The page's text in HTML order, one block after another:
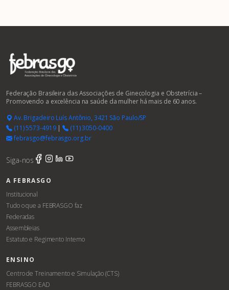
Federação Brasileira das Associações de Ginecologia e Obstetrícia –
Promovendo a excelência na saúde da mulher há mais de 60 anos.
Av. Brigadeiro Luís Antônio, 3421 São Paulo/SP
(11) 5573-4919|
(11) 3050-0400
febrasgo@febrasgo.org.br
Siga-nos
A FEBRASGO
Institucional
Tudo o que a FEBRASGO faz
Federadas
Assembleias
Estatuto e Regimento Interno
ENSINO
Centro de Treinamento e Simulação (CTS)
FEBRASGO EAD